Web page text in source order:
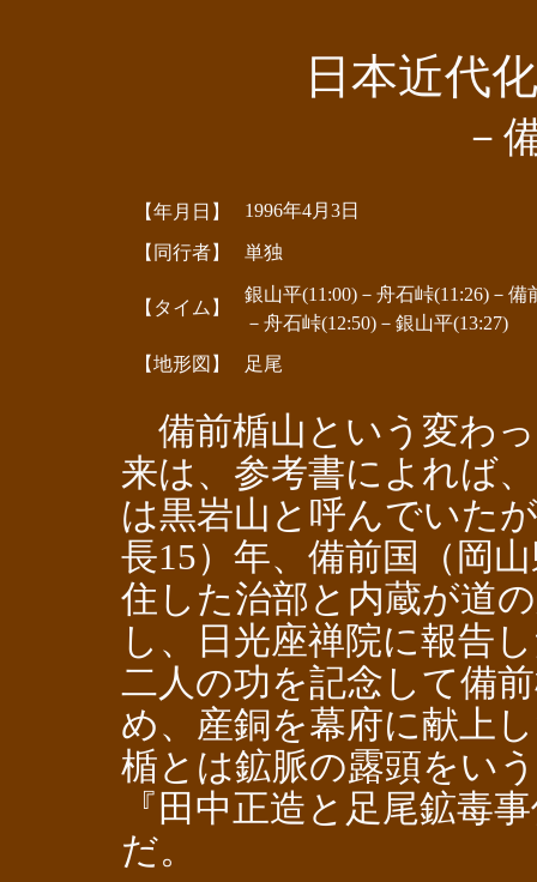
日本近代
－
【年月日】 1996年4月3日
【同行者】 単独
【タイム】
銀山平(11:00)－舟石峠(11:26)－備
－舟石峠(12:50)－銀山平(13:27)
【地形図】
足尾
備前楯山という変わ
来は、参考書によれば
は黒岩山と呼んでいた
長15）年、備前国（岡
住した治部と内蔵が道
し、日光座禅院に報告
二人の功を記念して備
め、産銅を幕府に献上
楯とは鉱脈の露頭をい
『田中正造と足尾鉱毒
だ。